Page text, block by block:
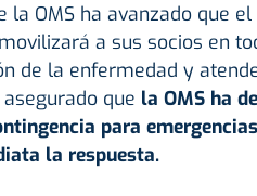
OMS ha avanzado que el
a sus socios en
de la enfermedad y
que la OMS ha
para
la respuesta.